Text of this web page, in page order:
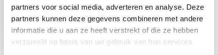
partners voor social media, adverteren en analyse. Deze
partners kunnen deze gegevens combineren met andere
informatie die u aan ze heeft verstrekt of die ze hebben
verzameld op basis van uw gebruik van hun services.
Easee Cable 4 meter
T2
€ 240,95